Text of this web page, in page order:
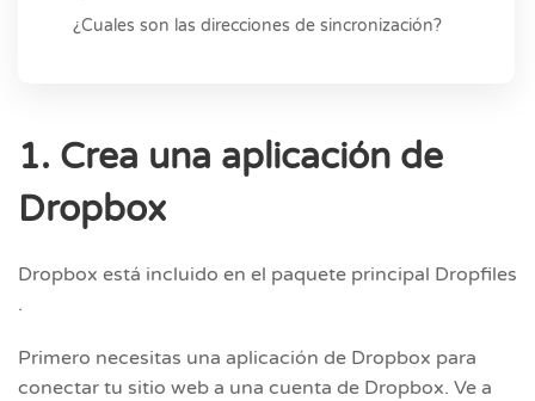
¿Cuales son las direcciones de sincronización?
1. Crea una aplicación de
Dropbox
Dropbox está incluido en el paquete principal Dropfiles
.
Primero necesitas una aplicación de Dropbox para
conectar tu sitio web a una cuenta de Dropbox. Ve a